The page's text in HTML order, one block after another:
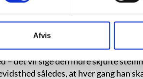
Afvis
helingen har fundet sted, og et
evne til at forme og skabe
vågner hovedpersonen Jesper op efter
og slår sit hoved mod et
– det vil sige den indre skjulte
således, at hver gang han